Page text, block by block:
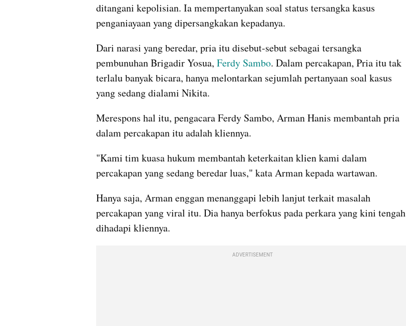
ditangani kepolisian. Ia mempertanyakan soal status tersangka kasus
penganiayaan yang dipersangkakan kepadanya.
Dari narasi yang beredar, pria itu disebut-sebut sebagai tersangka
pembunuhan Brigadir Yosua, Ferdy Sambo. Dalam percakapan, Pria itu tak
terlalu banyak bicara, hanya melontarkan sejumlah pertanyaan soal kasus
yang sedang dialami Nikita.
Merespons hal itu, pengacara Ferdy Sambo, Arman Hanis membantah pria
dalam percakapan itu adalah kliennya.
"Kami tim kuasa hukum membantah keterkaitan klien kami dalam
percakapan yang sedang beredar luas," kata Arman kepada wartawan.
Hanya saja, Arman enggan menanggapi lebih lanjut terkait masalah
percakapan yang viral itu. Dia hanya berfokus pada perkara yang kini tengah
dihadapi kliennya.
ADVERTISEMENT